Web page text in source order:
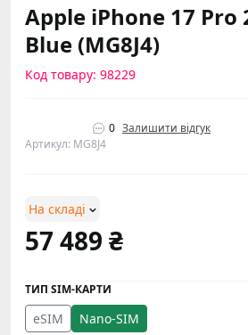
Apple iPhone 17 Pro
Blue (MG8J4)
Код товару: 98229
0 Залишити відгук
Артикул: MG8J4
На складі
57 489 ₴
ТИП SIM-КАРТИ
eSIM Nano-SIM